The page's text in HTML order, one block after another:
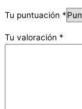
Tu puntuación *
Tu valoración *